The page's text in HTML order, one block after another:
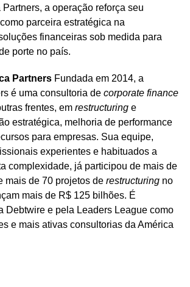
a operação reforça seu
parceira estratégica na
financeiras sob medida para
porte no país.
PartnersFundada em 2014, a
é uma consultoria de corporate finance
frentes, em restructuringe
estratégica, melhoria de performance
para empresas. Sua equipe,
experientes e habituados a
complexidade, já participou de mais de
mais de 70 projetos de restructuringno
mais de R$ 125 bilhões. É
Debtwire e pela Leaders League como
e mais ativas consultorias da América